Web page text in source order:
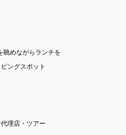
眺めながらランチを
ングスポット
理店・ツアー